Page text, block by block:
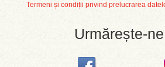
Termeni și condiții privind prelucrarea
Urmărește-